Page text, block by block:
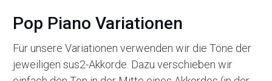
Pop Piano Variationen
Für unsere Variationen verwenden wir die Töne der
jeweiligen sus2-Akkorde. Dazu verschieben wir